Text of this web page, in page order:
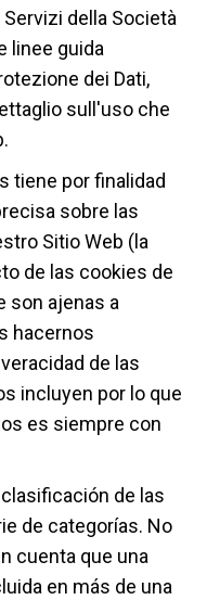
della Società
linee guida
dei Dati,
sull'uso che
tiene por finalidad
sobre las
Sitio Web (la
de las cookies de
son ajenas a
hacernos
de las
incluyen por lo que
es siempre con
de las
de categorías. No
cuenta que una
en más de una